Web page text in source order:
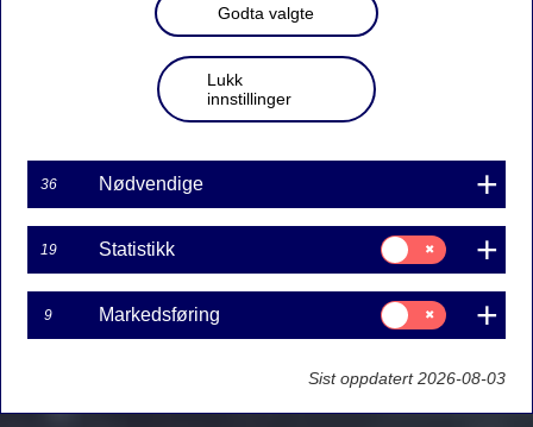
Godta valgte
Lukk
innstillinger
36 Nødvendige
19 Statistikk
Samtykke
til:
Statistikk
9 Markedsføring
Samtykke
til:
Markedsføring
Sist oppdatert 2026-08-03